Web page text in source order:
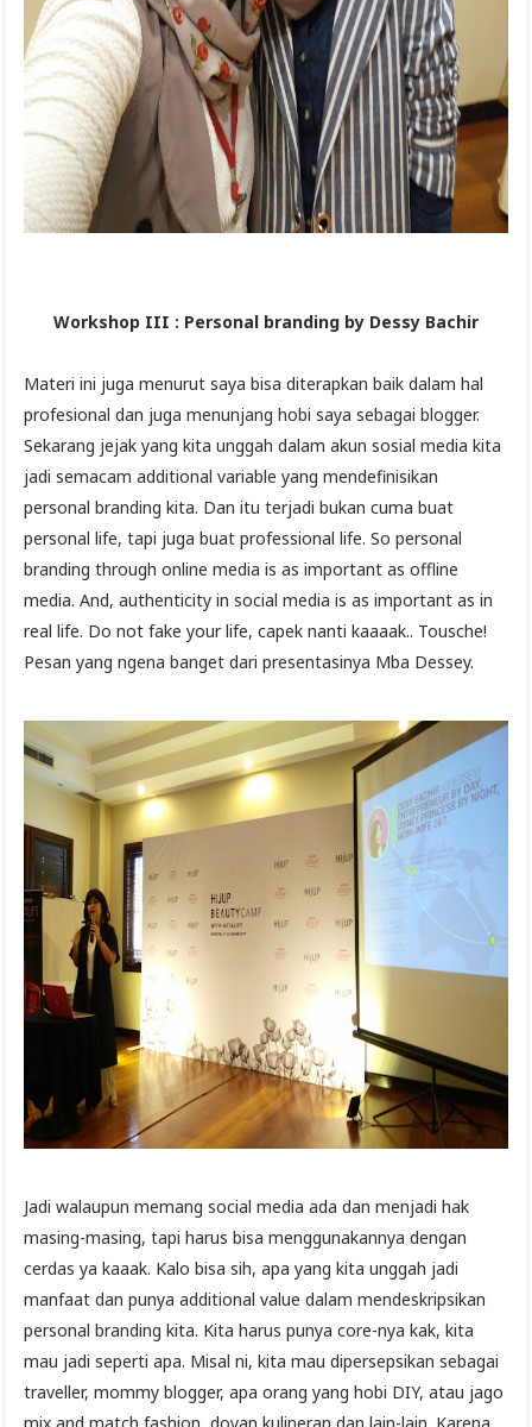
Workshop III : Personal branding by Dessy Bachir
Materi ini juga menurut saya bisa diterapkan baik dalam hal
profesional dan juga menunjang hobi saya sebagai blogger.
Sekarang jejak yang kita unggah dalam akun sosial media kita
jadi semacam additional variable yang mendefinisikan
personal branding kita. Dan itu terjadi bukan cuma buat
personal life, tapi juga buat professional life. So personal
branding through online media is as important as offline
media. And, authenticity in social media is as important as in
real life. Do not fake your life, capek nanti kaaaak.. Tousche!
Pesan yang ngena banget dari presentasinya Mba Dessey.
Jadi walaupun memang social media ada dan menjadi hak
masing-masing, tapi harus bisa menggunakannya dengan
cerdas ya kaaak. Kalo bisa sih, apa yang kita unggah jadi
manfaat dan punya additional value dalam mendeskripsikan
personal branding kita. Kita harus punya core-nya kak, kita
mau jadi seperti apa. Misal ni, kita mau dipersepsikan sebagai
traveller, mommy blogger, apa orang yang hobi DIY, atau jago